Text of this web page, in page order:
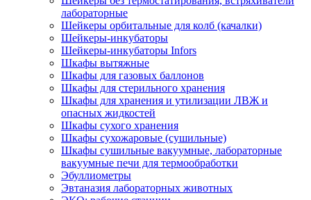
лабораторные
Шейкеры орбитальные для колб (качалки)
Шейкеры-инкубаторы
Шейкеры-инкубаторы Infors
Шкафы вытяжные
Шкафы для газовых баллонов
Шкафы для стерильного хранения
Шкафы для хранения и утилизации ЛВЖ и
опасных жидкостей
Шкафы сухого хранения
Шкафы сухожаровые (сушильные)
Шкафы сушильные вакуумные, лабораторные
вакуумные печи для термообработки
Эбуллиометры
Эвтаназия лабораторных животных